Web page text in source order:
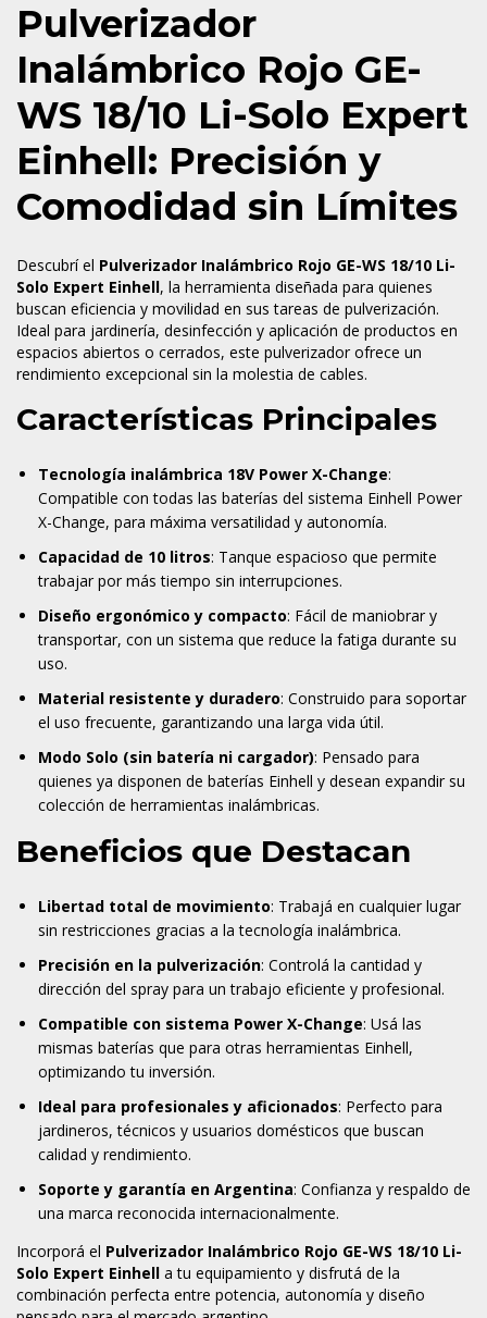
Pulverizador
Inalámbrico Rojo GE-
WS 18/10 Li-Solo Expert
Einhell: Precisión y
Comodidad sin Límites
Descubrí el Pulverizador Inalámbrico Rojo GE-WS 18/10 Li-
Solo Expert Einhell, la herramienta diseñada para quienes
buscan eficiencia y movilidad en sus tareas de pulverización.
Ideal para jardinería, desinfección y aplicación de productos en
espacios abiertos o cerrados, este pulverizador ofrece un
rendimiento excepcional sin la molestia de cables.
Características Principales
Tecnología inalámbrica 18V Power X-Change:
Compatible con todas las baterías del sistema Einhell Power
X-Change, para máxima versatilidad y autonomía.
Capacidad de 10 litros: Tanque espacioso que permite
trabajar por más tiempo sin interrupciones.
Diseño ergonómico y compacto: Fácil de maniobrar y
transportar, con un sistema que reduce la fatiga durante su
uso.
Material resistente y duradero: Construido para soportar
el uso frecuente, garantizando una larga vida útil.
Modo Solo (sin batería ni cargador): Pensado para
quienes ya disponen de baterías Einhell y desean expandir su
colección de herramientas inalámbricas.
Beneficios que Destacan
Libertad total de movimiento: Trabajá en cualquier lugar
sin restricciones gracias a la tecnología inalámbrica.
Precisión en la pulverización: Controlá la cantidad y
dirección del spray para un trabajo eficiente y profesional.
Compatible con sistema Power X-Change: Usá las
mismas baterías que para otras herramientas Einhell,
optimizando tu inversión.
Ideal para profesionales y aficionados: Perfecto para
jardineros, técnicos y usuarios domésticos que buscan
calidad y rendimiento.
Soporte y garantía en Argentina: Confianza y respaldo de
una marca reconocida internacionalmente.
Incorporá el Pulverizador Inalámbrico Rojo GE-WS 18/10 Li-
Solo Expert Einhell a tu equipamiento y disfrutá de la
combinación perfecta entre potencia, autonomía y diseño